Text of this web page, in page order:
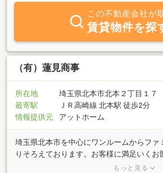
この不動産会社が
賃貸物件を探
（有）蓮見商事
所在地
埼玉県北本市北本２丁目１７
最寄駅
ＪＲ高崎線 北本駅 徒歩2分
情報提供元
アットホーム
埼玉県北本市を中心にワンルームからファ
りそろえております。お客様に満足いくお
るよう一生懸命サポートさせて頂きます。
もっと見る